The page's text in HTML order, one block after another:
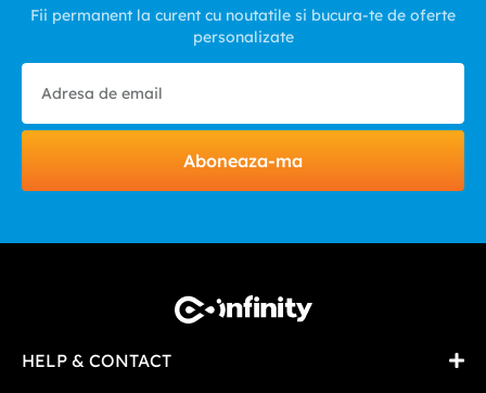
Fii permanent la curent cu noutatile si bucura-te de oferte
personalizate
Aboneaza-ma
HELP & CONTACT